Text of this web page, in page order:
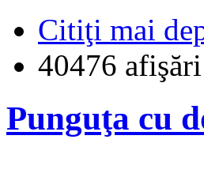
Citiţi mai
40476 afişări
Punguţa cu